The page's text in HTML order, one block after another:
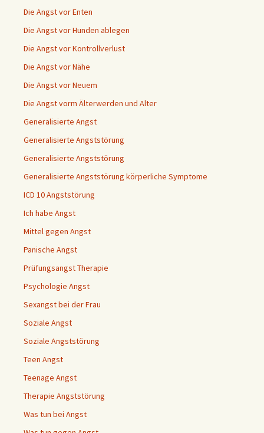
Die Angst vor Enten
Die Angst vor Hunden ablegen
Die Angst vor Kontrollverlust
Die Angst vor Nähe
Die Angst vor Neuem
Die Angst vorm Älterwerden und Alter
Generalisierte Angst
Generalisierte Angststörung
Generalisierte Angststörung
Generalisierte Angststörung körperliche Symptome
ICD 10 Angststörung
Ich habe Angst
Mittel gegen Angst
Panische Angst
Prüfungsangst Therapie
Psychologie Angst
Sexangst bei der Frau
Soziale Angst
Soziale Angststörung
Teen Angst
Teenage Angst
Therapie Angststörung
Was tun bei Angst